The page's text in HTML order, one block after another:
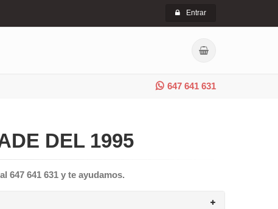
Entrar
647 641 631
DEL 1995
647 641 631 y te ayudamos.